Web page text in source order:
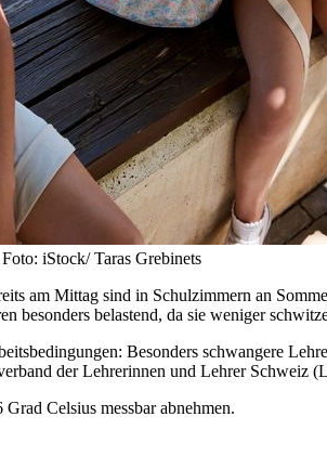
iStock/ Taras Grebinets
am Mittag sind in Schulzimmern an
besonders belastend, da sie weniger
Besonders schwangere
der Lehrerinnen und Lehrer Schweiz
Celsius messbar abnehmen.